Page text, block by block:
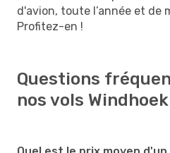
d'avion, toute l’année et de
Profitez-en !
Questions
nos vols